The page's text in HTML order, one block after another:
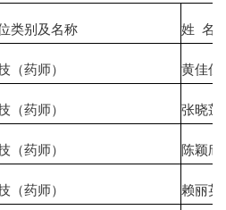
类别及名称 姓 名
（药师） 黄佳佳
（药师） 张晓莲
（药师） 陈颖欣
（药师） 赖丽英